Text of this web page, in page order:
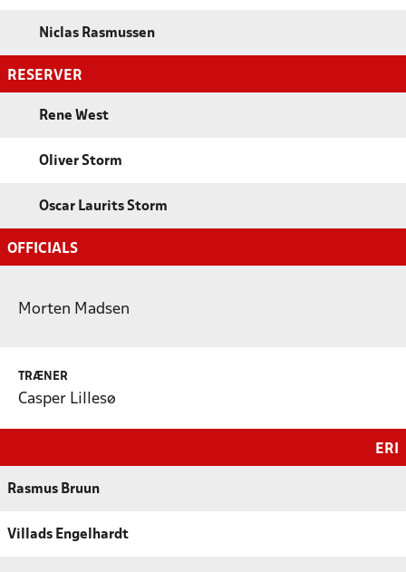
Niclas Rasmussen
RESERVER
Rene West
Oliver Storm
Oscar Laurits Storm
OFFICIALS
Morten Madsen
TRÆNER
Casper Lillesø
ERI
Rasmus Bruun
Villads Engelhardt